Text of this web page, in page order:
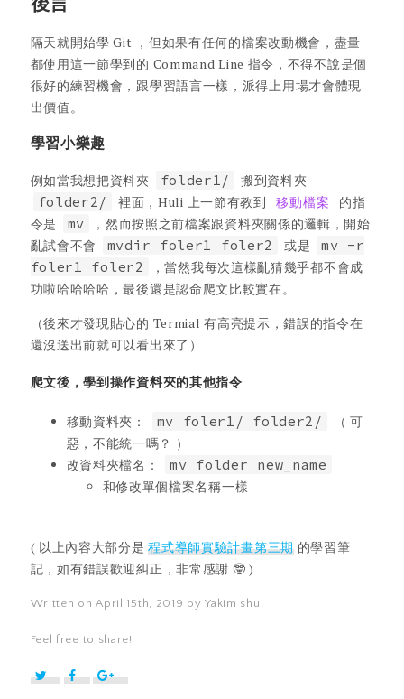
後言
隔天就開始學 Git ，但如果有任何的檔案改動機會，盡量
都使用這一節學到的 Command Line 指令，不得不說是個
很好的練習機會，跟學習語言一樣，派得上用場才會體現
出價值。
學習小樂趣
例如當我想把資料夾 folder1/
搬到資料夾
folder2/
裡面，Huli 上一節有教到 移動檔案
的指
令是
mv
，然而按照之前檔案跟資料夾關係的邏輯，開始
亂試會不會
mvdir foler1 foler2 或是
mv -r
foler1 foler2
，當然我每次這樣亂猜幾乎都不會成
功啦哈哈哈哈，最後還是認命爬文比較實在。
（後來才發現貼心的 Termial 有高亮提示，錯誤的指令在
還沒送出前就可以看出來了）
爬文後，學到操作資料夾的其他指令
移動資料夾： mv foler1/ folder2/
（ 可
惡，不能統一嗎？ ）
改資料夾檔名：
mv folder new_name
和修改單個檔案名稱一樣
( 以上內容大部分是程式導師實驗計畫第三期 的學習筆
記，如有錯誤歡迎糾正，非常感謝 🤓 )
Written on April 15th, 2019 by Yakim shu
Feel free to share!